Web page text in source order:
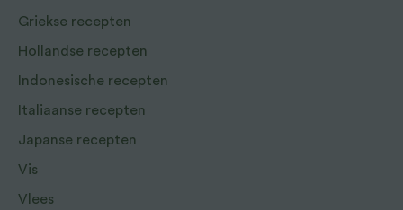
Griekse recepten
Hollandse recepten
Indonesische recepten
Italiaanse recepten
Japanse recepten
Vis
Vlees